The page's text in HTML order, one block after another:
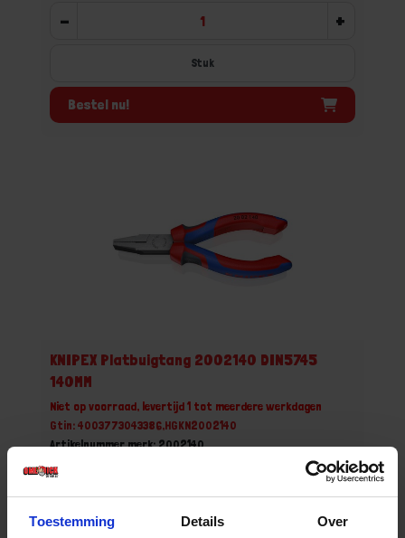
Toestemming Details Over
- +
Stuk
Bestel nu!
KNIPEX Platbuigtang 2002140 DIN5745
140MM
Niet op voorraad, levertijd 1 tot meerdere werkdagen
Gtin: 4003773043386,HGKN2002140
Artikelnummer merk: 2002140
- +